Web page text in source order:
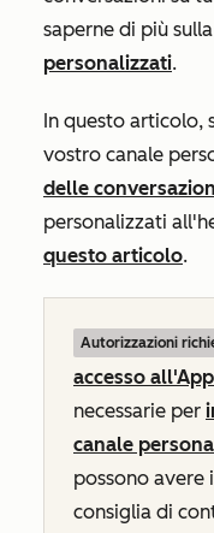
saperne di più sulla
personalizzati.
In questo articolo,
vostro canale
delle
personalizzati
questo articolo.
Autorizzazioni
accesso
necessarie per
canale
possono avere
consiglia di